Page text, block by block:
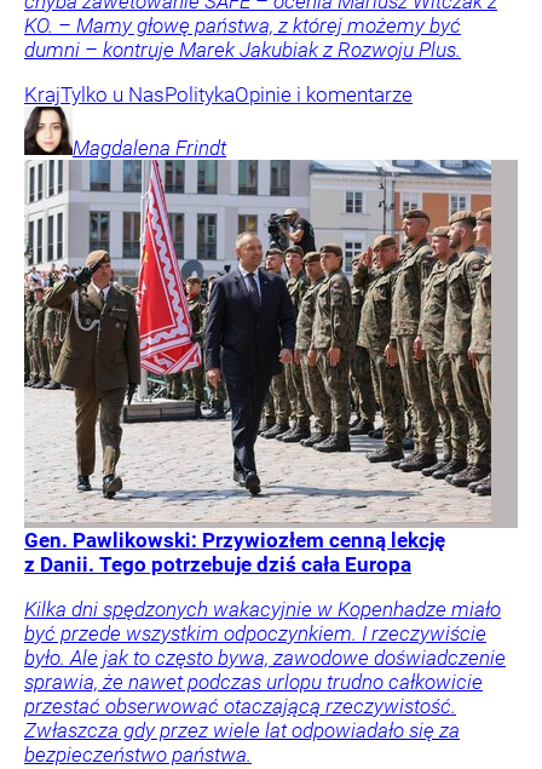
KO. – Mamy głowę państwa, z której możemy być
dumni – kontruje Marek Jakubiak z Rozwoju Plus.
KrajTylko u NasPolitykaOpinie i komentarze
Magdalena Frindt
Gen. Pawlikowski: Przywiozłem cenną lekcję
z Danii. Tego potrzebuje dziś cała Europa
Kilka dni spędzonych wakacyjnie w Kopenhadze miało
być przede wszystkim odpoczynkiem. I rzeczywiście
było. Ale jak to często bywa, zawodowe doświadczenie
sprawia, że nawet podczas urlopu trudno całkowicie
przestać obserwować otaczającą rzeczywistość.
Zwłaszcza gdy przez wiele lat odpowiadało się za
bezpieczeństwo państwa.